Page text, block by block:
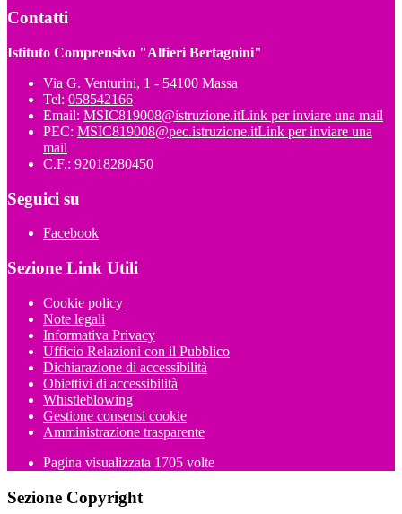
Contatti
Istituto Comprensivo "Alfieri Bertagnini"
Via G. Venturini, 1 - 54100 Massa
Tel: 058542166
Email: MSIC819008@istruzione.itLink per inviare una mail
PEC: MSIC819008@pec.istruzione.itLink per inviare una
mail
C.F.: 92018280450
Seguici su
Facebook
Sezione Link Utili
Cookie policy
Note legali
Informativa Privacy
Ufficio Relazioni con il Pubblico
Dichiarazione di accessibilità
Obiettivi di accessibilità
Whistleblowing
Gestione consensi cookie
Amministrazione trasparente
Pagina visualizzata 1705 volte
Sezione Copyright